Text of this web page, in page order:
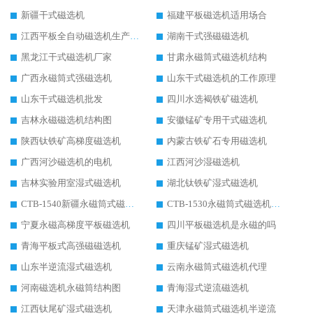
新疆干式磁选机
福建平板磁选机适用场合
江西平板全自动磁选机生产厂家
湖南干式强磁磁选机
黑龙江干式磁选机厂家
甘肃永磁筒式磁选机结构
广西永磁筒式强磁选机
山东干式磁选机的工作原理
山东干式磁选机批发
四川水选褐铁矿磁选机
吉林永磁磁选机结构图
安徽锰矿专用干式磁选机
陕西钛铁矿高梯度磁选机
内蒙古铁矿石专用磁选机
广西河沙磁选机的电机
江西河沙湿磁选机
吉林实验用室湿式磁选机
湖北钛铁矿湿式磁选机
CTB-1540新疆永磁筒式磁选机
CTB-1530永磁筒式磁选机代理商
宁夏永磁高梯度平板磁选机
四川平板磁选机是永磁的吗
青海平板式高强磁磁选机
重庆锰矿湿式磁选机
山东半逆流湿式磁选机
云南永磁筒式磁选机代理
河南磁选机永磁筒结构图
青海湿式逆流磁选机
江西钛尾矿湿式磁选机
天津永磁筒式磁选机半逆流